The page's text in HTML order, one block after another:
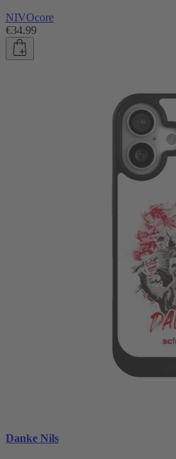
NIVOcore
€34.99
Danke Nils